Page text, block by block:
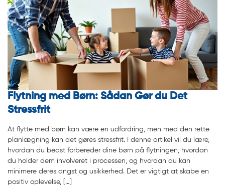
Flytning med Børn: Sådan Gør du Det
Stressfrit
At flytte med børn kan være en udfordring, men med den rette
planlægning kan det gøres stressfrit. I denne artikel vil du lære,
hvordan du bedst forbereder dine børn på flytningen, hvordan
du holder dem involveret i processen, og hvordan du kan
minimere deres angst og usikkerhed. Det er vigtigt at skabe en
positiv oplevelse, […]